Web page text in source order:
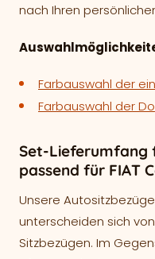
nach Ihren
Farbauswahl der
Farbauswahl der
Set-Lieferumfang
passend für FIAT
Unsere
unterscheiden sich
Sitzbezügen. Im